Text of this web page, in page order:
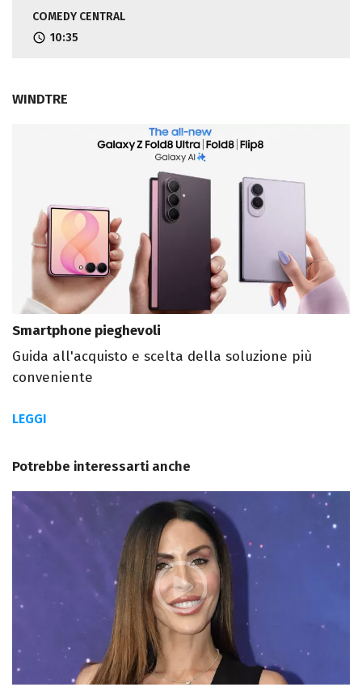
COMEDY CENTRAL
10:35
WINDTRE
Smartphone pieghevoli
Guida all'acquisto e scelta della soluzione più
conveniente
LEGGI
Potrebbe interessarti anche